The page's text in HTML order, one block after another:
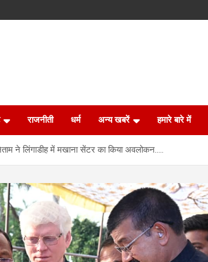
राजनीती धर्म अन्य खबरें हमारे बारे में
ने लिंगाडीह में मखाना सेंटर का किया अवलोकन…..